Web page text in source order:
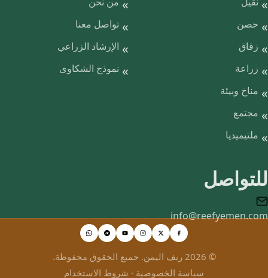
حصن
زقاق
زراعة
مناخ وبيئة
مجتمع
ملتيميديا
تواصل معنا
الإرشاد الزراعي
نموذج الشكاوى
للتواصل
info@reefyemen.com
© 2026 ريف اليمن. جميع الحقوق محفوظة.
سياسة الخصوصية · شروط الاستخدام